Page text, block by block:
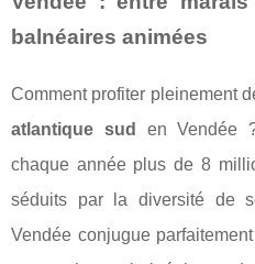
balnéaires animées
Comment profiter pleinement
atlantique sud
en Vendée
chaque année plus de 8
séduits par la diversité de
Vendée conjugue